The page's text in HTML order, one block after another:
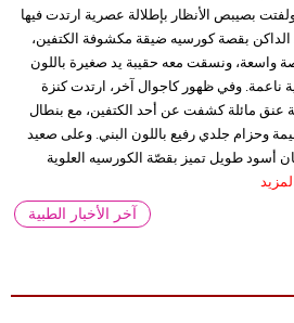
بصيبص الأنظار بإطلالة عصرية ارتدت فيها
بقصة كورسيه ضيقة مكشوفة الكتفين،
واسعة، ونسقت معه حقيبة يد صغيرة باللون
ناعمة. وفي ظهور كاجوال آخر، ارتدت كنزة
عنق مائلة كشفت عن أحد الكتفين، مع بنطال
وحزام جلدي رفيع باللون البني. وعلى صعيد
أسود طويل تميز بقصّة الكورسيه العلوية
المزيد
آخر الأخبار الطبية